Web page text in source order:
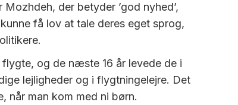
der betyder ’god nyhed’,
få lov at tale deres eget sprog,
og de næste 16 år levede de i
lejligheder og i flygtningelejre. Det
når man kom med ni børn.